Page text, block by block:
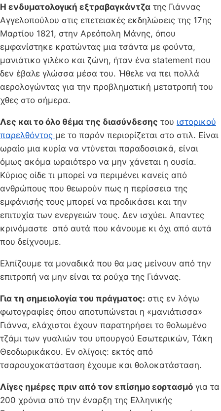
Η ενδυματολογική εξτραβαγκάντζα της Γιάννας
Αγγελοπούλου στις επετειακές εκδηλώσεις της 17ης
Μαρτίου 1821, στην Αρεόπολη Μάνης, όπου
εμφανίστηκε κρατώντας μια τσάντα με φούντα,
μανιάτικο γιλέκο και ζώνη, ήταν ένα statement που
δεν έβαλε γλώσσα μέσα του. Ήθελε να πει πολλά
αερολογώντας για την προβληματική μετατροπή του
χθες στο σήμερα.
Λες και το όλο θέμα της διασύνδεσης του ιστορικού
παρελθόντος με το παρόν περιορίζεται στο στιλ. Είναι
ωραίο μια κυρία να ντύνεται παραδοσιακά, είναι
όμως ακόμα ωραιότερο να μην χάνεται η ουσία.
Κύριος οίδε τι μπορεί να περιμένει κανείς από
ανθρώπους που θεωρούν πως η περίσσεια της
εμφάνισής τους μπορεί να προδικάσει και την
επιτυχία των ενεργειών τους. Δεν ισχύει. Απαντες
κρινόμαστε από αυτά που κάνουμε κι όχι από αυτά
που δείχνουμε.
Ελπίζουμε τα μοναδικά που θα μας μείνουν από την
επιτροπή να μην είναι τα ρούχα της Γιάννας.
Για τη σημειολογία του πράγματος: στις εν λόγω
φωτογραφίες όπου αποτυπώνεται η «μανιάτισσα»
Γιάννα, ελάχιστοι έχουν παρατηρήσει το θολωμένο
τζάμι των γυαλιών του υπουργού Εσωτερικών, Τάκη
Θεοδωρικάκου. Εν ολίγοις: εκτός από
τσαρουχοκατάσταση έχουμε και θολοκατάσταση.
Λίγες ημέρες πριν από τον επίσημο εορτασμό για τα
200 χρόνια από την έναρξη της Ελληνικής